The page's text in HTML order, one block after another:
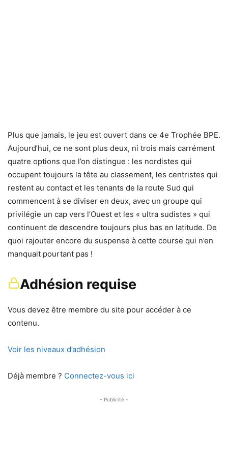
Plus que jamais, le jeu est ouvert dans ce 4e Trophée BPE.
Aujourd’hui, ce ne sont plus deux, ni trois mais carrément
quatre options que l’on distingue : les nordistes qui
occupent toujours la tête au classement, les centristes qui
restent au contact et les tenants de la route Sud qui
commencent à se diviser en deux, avec un groupe qui
privilégie un cap vers l’Ouest et les « ultra sudistes » qui
continuent de descendre toujours plus bas en latitude. De
quoi rajouter encore du suspense à cette course qui n’en
manquait pourtant pas !
Adhésion requise
Vous devez être membre du site pour accéder à ce
contenu.
Voir les niveaux d’adhésion
Déjà membre ? Connectez-vous ici
- Publicité -